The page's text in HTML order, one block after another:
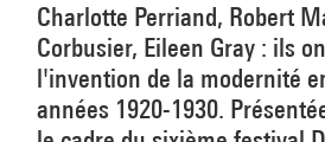
Charlotte Perriand, Robert
Corbusier, Eileen Gray : ils
l'invention de la modernité
années 1920-1930.